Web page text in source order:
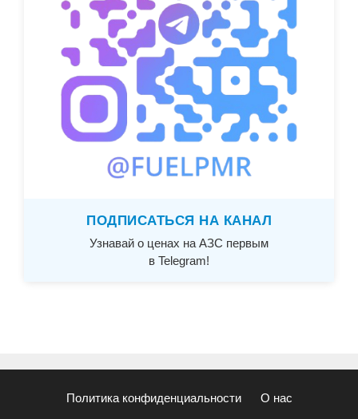
ПОДПИСАТЬСЯ НА КАНАЛ
Узнавай о ценах на АЗС первым
в Telegram!
Политика конфиденциальности О нас